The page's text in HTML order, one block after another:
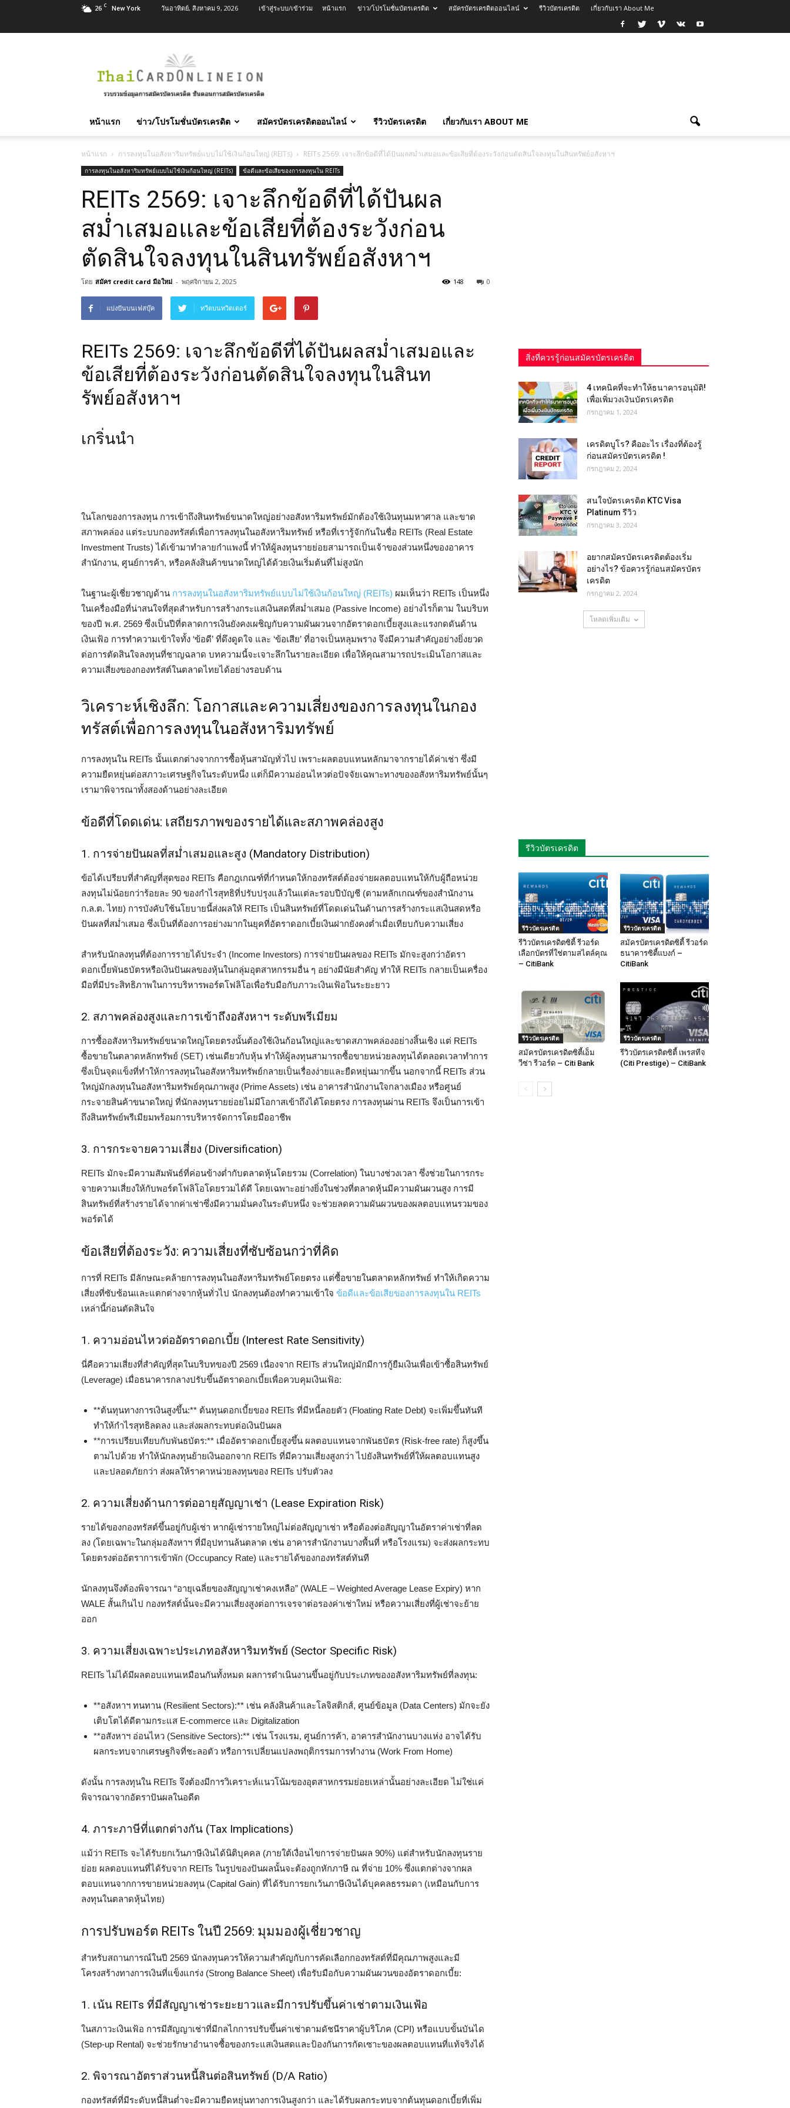
26 C New York วันอาทิตย์, สิงหาคม 9, 2026 เข้าสู่ระบบ/เข้าร่วม หน้าแรก ข่าว/โปรโมชั่นบัตรเครดิต สมัครบัตรเครดิตออนไลน์ รีวิวบัตรเครดิต เกี่ยวกับเรา About Me
เครดิต
บัตร
เงินสด
เชื่อ
บุคคล
ทุก
ธนาคาร
อนุมัติ
บริการ
ฟรี
หน้าแรก ข่าว/โปรโมชั่นบัตรเครดิต สมัครบัตรเครดิตออนไลน์ รีวิวบัตรเครดิต เกี่ยวกับเรา ABOUT ME
หน้าแรก การลงทุนในอสังหาริมทรัพย์แบบไม่ใช้เงินก้อนใหญ่ (REITs) REITs 2569: เจาะลึกข้อดีที่ได้ปันผลสม่ำเสมอและข้อเสียที่ต้องระวังก่อนตัดสินใจลงทุนในสินทรัพย์อสังหาฯ
การลงทุนในอสังหาริมทรัพย์แบบไม่ใช้เงินก้อนใหญ่ (REITs) ข้อดีและข้อเสียของการลงทุนใน REITs
REITs 2569: เจาะลึกข้อดีที่ได้ปันผล
สม่ำเสมอและข้อเสียที่ต้องระวังก่อน
ตัดสินใจลงทุนในสินทรัพย์อสังหาฯ
โดย สมัคร credit card มือใหม่ - พฤศจิกายน 2, 2025 0
148
แบ่งปันบนเฟสบุ๊ค ทวีตบนทวิตเตอร์
REITs 2569: เจาะลึกข้อดีที่ได้ปันผลสม่ำเสมอและ
ข้อเสียที่ต้องระวังก่อนตัดสินใจลงทุนในสินท
รัพย์อสังหาฯ
เกริ่นนำ
ในโลกของการลงทุน การเข้าถึงสินทรัพย์ขนาดใหญ่อย่างอสังหาริมทรัพย์มักต้องใช้เงินทุนมหาศาล และขาด
สภาพคล่อง แต่ระบบกองทรัสต์เพื่อการลงทุนในอสังหาริมทรัพย์ หรือที่เรารู้จักกันในชื่อ REITs (Real Estate
Investment Trusts) ได้เข้ามาทำลายกำแพงนี้ ทำให้ผู้ลงทุนรายย่อยสามารถเป็นเจ้าของส่วนหนึ่งของอาคาร
สำนักงาน, ศูนย์การค้า, หรือคลังสินค้าขนาดใหญ่ได้ด้วยเงินเริ่มต้นที่ไม่สูงนัก
ในฐานะผู้เชี่ยวชาญด้าน การลงทุนในอสังหาริมทรัพย์แบบไม่ใช้เงินก้อนใหญ่ (REITs) ผมเห็นว่า REITs เป็นหนึ่ง
ในเครื่องมือที่น่าสนใจที่สุดสำหรับการสร้างกระแสเงินสดที่สม่ำเสมอ (Passive Income) อย่างไรก็ตาม ในบริบท
ของปี พ.ศ. 2569 ซึ่งเป็นปีที่ตลาดการเงินยังคงเผชิญกับความผันผวนจากอัตราดอกเบี้ยสูงและแรงกดดันด้าน
เงินเฟ้อ การทำความเข้าใจทั้ง ‘ข้อดี’ ที่ดึงดูดใจ และ ‘ข้อเสีย’ ที่อาจเป็นหลุมพราง จึงมีความสำคัญอย่างยิ่งยวด
ต่อการตัดสินใจลงทุนที่ชาญฉลาด บทความนี้จะเจาะลึกในรายละเอียด เพื่อให้คุณสามารถประเมินโอกาสและ
ความเสี่ยงของกองทรัสต์ในตลาดไทยได้อย่างรอบด้าน
วิเคราะห์เชิงลึก: โอกาสและความเสี่ยงของการลงทุนในกอง
ทรัสต์เพื่อการลงทุนในอสังหาริมทรัพย์
การลงทุนใน REITs นั้นแตกต่างจากการซื้อหุ้นสามัญทั่วไป เพราะผลตอบแทนหลักมาจากรายได้ค่าเช่า ซึ่งมี
ความยืดหยุ่นต่อสภาวะเศรษฐกิจในระดับหนึ่ง แต่ก็มีความอ่อนไหวต่อปัจจัยเฉพาะทางของอสังหาริมทรัพย์นั้นๆ
เรามาพิจารณาทั้งสองด้านอย่างละเอียด
ข้อดีที่โดดเด่น: เสถียรภาพของรายได้และสภาพคล่องสูง
1. การจ่ายปันผลที่สม่ำเสมอและสูง (Mandatory Distribution)
ข้อได้เปรียบที่สำคัญที่สุดของ REITs คือกฎเกณฑ์ที่กำหนดให้กองทรัสต์ต้องจ่ายผลตอบแทนให้กับผู้ถือหน่วย
ลงทุนไม่น้อยกว่าร้อยละ 90 ของกำไรสุทธิที่ปรับปรุงแล้วในแต่ละรอบปีบัญชี (ตามหลักเกณฑ์ของสำนักงาน
ก.ล.ต. ไทย) การบังคับใช้นโยบายนี้ส่งผลให้ REITs เป็นสินทรัพย์ที่โดดเด่นในด้านการสร้างกระแสเงินสดหรือ
ปันผลที่สม่ำเสมอ ซึ่งเป็นที่ต้องการอย่างมากในยุคที่อัตราดอกเบี้ยเงินฝากยังคงต่ำเมื่อเทียบกับความเสี่ยง
สำหรับนักลงทุนที่ต้องการรายได้ประจำ (Income Investors) การจ่ายปันผลของ REITs มักจะสูงกว่าอัตรา
ดอกเบี้ยพันธบัตรหรือเงินปันผลของหุ้นในกลุ่มอุตสาหกรรมอื่น ๆ อย่างมีนัยสำคัญ ทำให้ REITs กลายเป็นเครื่อง
มือที่มีประสิทธิภาพในการบริหารพอร์ตโฟลิโอเพื่อรับมือกับภาวะเงินเฟ้อในระยะยาว
2. สภาพคล่องสูงและการเข้าถึงอสังหาฯ ระดับพรีเมียม
การซื้ออสังหาริมทรัพย์ขนาดใหญ่โดยตรงนั้นต้องใช้เงินก้อนใหญ่และขาดสภาพคล่องอย่างสิ้นเชิง แต่ REITs
ซื้อขายในตลาดหลักทรัพย์ (SET) เช่นเดียวกับหุ้น ทำให้ผู้ลงทุนสามารถซื้อขายหน่วยลงทุนได้ตลอดเวลาทำการ
ซึ่งเป็นจุดแข็งที่ทำให้การลงทุนในอสังหาริมทรัพย์กลายเป็นเรื่องง่ายและยืดหยุ่นมากขึ้น นอกจากนี้ REITs ส่วน
ใหญ่มักลงทุนในอสังหาริมทรัพย์คุณภาพสูง (Prime Assets) เช่น อาคารสำนักงานใจกลางเมือง หรือศูนย์
กระจายสินค้าขนาดใหญ่ ที่นักลงทุนรายย่อยไม่มีโอกาสเข้าถึงได้โดยตรง การลงทุนผ่าน REITs จึงเป็นการเข้า
ถึงสินทรัพย์พรีเมียมพร้อมการบริหารจัดการโดยมืออาชีพ
3. การกระจายความเสี่ยง (Diversification)
REITs มักจะมีความสัมพันธ์ที่ค่อนข้างต่ำกับตลาดหุ้นโดยรวม (Correlation) ในบางช่วงเวลา ซึ่งช่วยในการกระ
จายความเสี่ยงให้กับพอร์ตโฟลิโอโดยรวมได้ดี โดยเฉพาะอย่างยิ่งในช่วงที่ตลาดหุ้นมีความผันผวนสูง การมี
สินทรัพย์ที่สร้างรายได้จากค่าเช่าซึ่งมีความมั่นคงในระดับหนึ่ง จะช่วยลดความผันผวนของผลตอบแทนรวมของ
พอร์ตได้
ข้อเสียที่ต้องระวัง: ความเสี่ยงที่ซับซ้อนกว่าที่คิด
การที่ REITs มีลักษณะคล้ายการลงทุนในอสังหาริมทรัพย์โดยตรง แต่ซื้อขายในตลาดหลักทรัพย์ ทำให้เกิดความ
เสี่ยงที่ซับซ้อนและแตกต่างจากหุ้นทั่วไป นักลงทุนต้องทำความเข้าใจ ข้อดีและข้อเสียของการลงทุนใน REITs
เหล่านี้ก่อนตัดสินใจ
1. ความอ่อนไหวต่ออัตราดอกเบี้ย (Interest Rate Sensitivity)
นี่คือความเสี่ยงที่สำคัญที่สุดในบริบทของปี 2569 เนื่องจาก REITs ส่วนใหญ่มักมีการกู้ยืมเงินเพื่อเข้าซื้อสินทรัพย์
(Leverage) เมื่อธนาคารกลางปรับขึ้นอัตราดอกเบี้ยเพื่อควบคุมเงินเฟ้อ:
**ต้นทุนทางการเงินสูงขึ้น:** ต้นทุนดอกเบี้ยของ REITs ที่มีหนี้ลอยตัว (Floating Rate Debt) จะเพิ่มขึ้นทันที
ทำให้กำไรสุทธิลดลง และส่งผลกระทบต่อเงินปันผล
**การเปรียบเทียบกับพันธบัตร:** เมื่ออัตราดอกเบี้ยสูงขึ้น ผลตอบแทนจากพันธบัตร (Risk-free rate) ก็สูงขึ้น
ตามไปด้วย ทำให้นักลงทุนย้ายเงินออกจาก REITs ที่มีความเสี่ยงสูงกว่า ไปยังสินทรัพย์ที่ให้ผลตอบแทนสูง
และปลอดภัยกว่า ส่งผลให้ราคาหน่วยลงทุนของ REITs ปรับตัวลง
2. ความเสี่ยงด้านการต่ออายุสัญญาเช่า (Lease Expiration Risk)
รายได้ของกองทรัสต์ขึ้นอยู่กับผู้เช่า หากผู้เช่ารายใหญ่ไม่ต่อสัญญาเช่า หรือต้องต่อสัญญาในอัตราค่าเช่าที่ลด
ลง (โดยเฉพาะในกลุ่มอสังหาฯ ที่มีอุปทานล้นตลาด เช่น อาคารสำนักงานบางพื้นที่ หรือโรงแรม) จะส่งผลกระทบ
โดยตรงต่ออัตราการเข้าพัก (Occupancy Rate) และรายได้ของกองทรัสต์ทันที
นักลงทุนจึงต้องพิจารณา “อายุเฉลี่ยของสัญญาเช่าคงเหลือ” (WALE – Weighted Average Lease Expiry) หาก
WALE สั้นเกินไป กองทรัสต์นั้นจะมีความเสี่ยงสูงต่อการเจรจาต่อรองค่าเช่าใหม่ หรือความเสี่ยงที่ผู้เช่าจะย้าย
ออก
3. ความเสี่ยงเฉพาะประเภทอสังหาริมทรัพย์ (Sector Specific Risk)
REITs ไม่ได้มีผลตอบแทนเหมือนกันทั้งหมด ผลการดำเนินงานขึ้นอยู่กับประเภทของอสังหาริมทรัพย์ที่ลงทุน:
**อสังหาฯ ทนทาน (Resilient Sectors):** เช่น คลังสินค้าและโลจิสติกส์, ศูนย์ข้อมูล (Data Centers) มักจะยัง
เติบโตได้ดีตามกระแส E-commerce และ Digitalization
**อสังหาฯ อ่อนไหว (Sensitive Sectors):** เช่น โรงแรม, ศูนย์การค้า, อาคารสำนักงานบางแห่ง อาจได้รับ
ผลกระทบจากเศรษฐกิจที่ชะลอตัว หรือการเปลี่ยนแปลงพฤติกรรมการทำงาน (Work From Home)
ดังนั้น การลงทุนใน REITs จึงต้องมีการวิเคราะห์แนวโน้มของอุตสาหกรรมย่อยเหล่านั้นอย่างละเอียด ไม่ใช่แค่
พิจารณาจากอัตราปันผลในอดีต
4. ภาระภาษีที่แตกต่างกัน (Tax Implications)
แม้ว่า REITs จะได้รับยกเว้นภาษีเงินได้นิติบุคคล (ภายใต้เงื่อนไขการจ่ายปันผล 90%) แต่สำหรับนักลงทุนราย
ย่อย ผลตอบแทนที่ได้รับจาก REITs ในรูปของปันผลนั้นจะต้องถูกหักภาษี ณ ที่จ่าย 10% ซึ่งแตกต่างจากผล
ตอบแทนจากการขายหน่วยลงทุน (Capital Gain) ที่ได้รับการยกเว้นภาษีเงินได้บุคคลธรรมดา (เหมือนกับการ
ลงทุนในตลาดหุ้นไทย)
การปรับพอร์ต REITs ในปี 2569: มุมมองผู้เชี่ยวชาญ
สำหรับสถานการณ์ในปี 2569 นักลงทุนควรให้ความสำคัญกับการคัดเลือกกองทรัสต์ที่มีคุณภาพสูงและมี
โครงสร้างทางการเงินที่แข็งแกร่ง (Strong Balance Sheet) เพื่อรับมือกับความผันผวนของอัตราดอกเบี้ย:
1. เน้น REITs ที่มีสัญญาเช่าระยะยาวและมีการปรับขึ้นค่าเช่าตามเงินเฟ้อ
ในสภาวะเงินเฟ้อ การมีสัญญาเช่าที่มีกลไกการปรับขึ้นค่าเช่าตามดัชนีราคาผู้บริโภค (CPI) หรือแบบขั้นบันได
(Step-up Rental) จะช่วยรักษาอำนาจซื้อของกระแสเงินสดและป้องกันการกัดเซาะของผลตอบแทนที่แท้จริงได้
2. พิจารณาอัตราส่วนหนี้สินต่อสินทรัพย์ (D/A Ratio)
กองทรัสต์ที่มีระดับหนี้สินต่ำจะมีความยืดหยุ่นทางการเงินสูงกว่า และได้รับผลกระทบจากต้นทุนดอกเบี้ยที่เพิ่ม
สิ่งที่ควรรู้ก่อนสมัครบัตรเครดิต
4 เทคนิคที่จะทำให้ธนาคารอนุมัติ!
เพื่อเพิ่มวงเงินบัตรเครดิต
กรกฎาคม 1, 2024
เครดิตบูโร? คืออะไร เรื่องที่ต้องรู้
ก่อนสมัครบัตรเครดิต !
กรกฎาคม 2, 2024
สนใจบัตรเครดิต KTC Visa
Platinum รีวิว
กรกฎาคม 3, 2024
อยากสมัครบัตรเครดิตต้องเริ่ม
อย่างไร? ข้อควรรู้ก่อนสมัครบัตร
เครดิต
กรกฎาคม 2, 2024
โหลดเพิ่มเติม
รีวิวบัตรเครดิต
รีวิวบัตรเครดิต
รีวิวบัตรเครดิตซิตี้ รีวอร์ด
เลือกบัตรที่ใช่ตามสไตล์คุณ
– CitiBank
รีวิวบัตรเครดิต
สมัครบัตรเครดิตซิตี้ รีวอร์ด
ธนาคารซิตี้แบงก์ –
CitiBank
รีวิวบัตรเครดิต
สมัครบัตรเครดิตซิตี้เอ็ม
วีซ่า รีวอร์ด – Citi Bank
รีวิวบัตรเครดิต
รีวิวบัตรเครดิตซิตี้ เพรสทีจ
(Citi Prestige) – CitiBank